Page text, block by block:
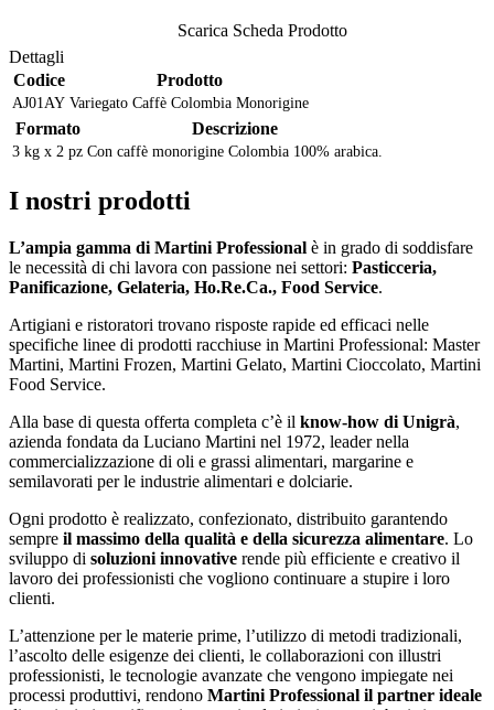
Scarica Scheda Prodotto
Dettagli
Codice
Prodotto
AJ01AY Variegato Caffè Colombia Monorigine
Formato Descrizione
3 kg x 2 pz Con caffè monorigine Colombia 100% arabica.
I nostri prodotti
L’ampia gamma di Martini Professional è in grado di soddisfare
le necessità di chi lavora con passione nei settori: Pasticceria,
Panificazione, Gelateria, Ho.Re.Ca., Food Service.
Artigiani e ristoratori trovano risposte rapide ed efficaci nelle
specifiche linee di prodotti racchiuse in Martini Professional: Master
Martini, Martini Frozen, Martini Gelato, Martini Cioccolato, Martini
Food Service.
Alla base di questa offerta completa c’è il know-how di Unigrà,
azienda fondata da Luciano Martini nel 1972, leader nella
commercializzazione di oli e grassi alimentari, margarine e
semilavorati per le industrie alimentari e dolciarie.
Ogni prodotto è realizzato, confezionato, distribuito garantendo
sempre il massimo della qualità e della sicurezza alimentare. Lo
sviluppo di soluzioni innovative rende più efficiente e creativo il
lavoro dei professionisti che vogliono continuare a stupire i loro
clienti.
L’attenzione per le materie prime, l’utilizzo di metodi tradizionali,
l’ascolto delle esigenze dei clienti, le collaborazioni con illustri
professionisti, le tecnologie avanzate che vengono impiegate nei
processi produttivi, rendono Martini Professional il partner ideale